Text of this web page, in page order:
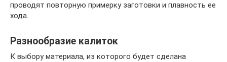
проводят повторную примерку заготовки и плавность ее
хода.
Разнообразие калиток
К выбору материала, из которого будет сделана